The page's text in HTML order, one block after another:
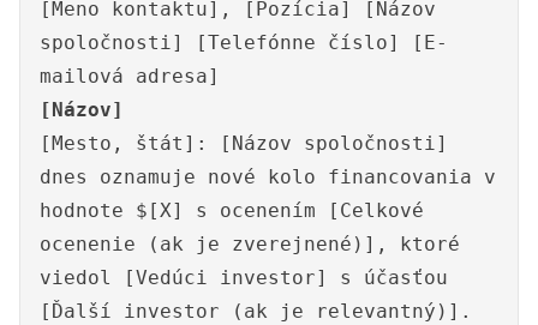
[Meno kontaktu], [Pozícia] [Názov
spoločnosti] [Telefónne číslo] [E-
mailová adresa]
[Názov]
[Mesto, štát]: [Názov spoločnosti]
dnes oznamuje nové kolo financovania v
hodnote $[X] s ocenením [Celkové
ocenenie (ak je zverejnené)], ktoré
viedol [Vedúci investor] s účasťou
[Ďalší investor (ak je relevantný)].